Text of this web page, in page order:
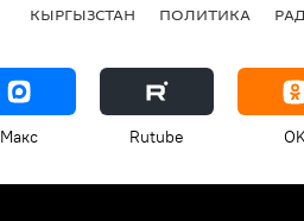
КЫРГЫЗСТАН ПОЛИТИКА
Макс Rutube